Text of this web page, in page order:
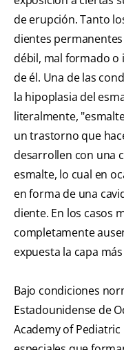
de erupción. Tanto
dientes
débil, mal formado o
de él. Una de las
la hipoplasia del
literalmente,
un trastorno que
desarrollen con una
esmalte, lo cual en
en forma de una
diente. En los casos
completamente
expuesta la capa
Bajo condiciones
Estadounidense de
Academy of Pediatric